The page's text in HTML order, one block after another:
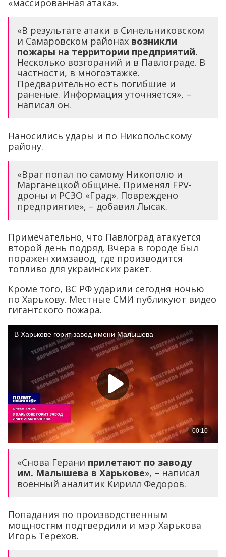
«массированная атака».
«В результате атаки в Синельниковском
и Самаровском районах возникли
пожары на территории предприятий.
Несколько возгораний и в Павлограде. В
частности, в многоэтажке.
Предварительно есть погибшие и
раненые. Информация уточняется», –
написал он.
Наносились удары и по Никопольскому
району.
«Враг попал по самому Никополю и
Марганецкой общине. Применял FPV-
дроны и РСЗО «Град». Повреждено
предприятие», – добавил Лысак.
Примечательно, что Павлоград атакуется
второй день подряд. Вчера в городе был
поражен химзавод, где производится
топливо для украинских ракет.
Кроме того, ВС РФ ударили сегодня ночью
по Харькову. Местные СМИ публикуют видео
гигантского пожара.
«Снова Герани прилетают по заводу
им. Малышева в Харькове», – написал
военный аналитик Кирилл Федоров.
Попадания по производственным
мощностям подтвердили и мэр Харькова
Игорь Терехов.